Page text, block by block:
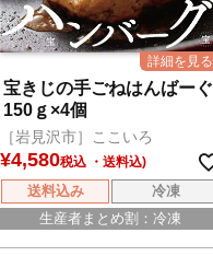
宝きじの手ごねはんばーぐ
150ｇ×4個
［岩見沢市］ここいろ
¥4,580税込
送料込み
冷凍
生産者まとめ割：冷凍